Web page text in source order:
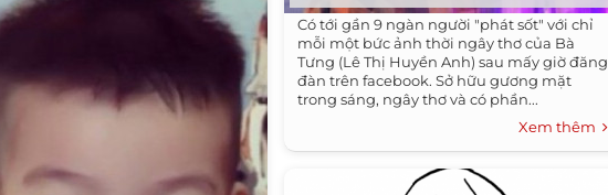
Có tới gần 9 ngàn người "phát sốt" với chỉ
mỗi một bức ảnh thời ngây thơ của Bà
Tưng (Lê Thị Huyền Anh) sau mấy giờ đăng
đàn trên facebook. Sở hữu gương mặt
trong sáng, ngây thơ và có phần...
Xem thêm